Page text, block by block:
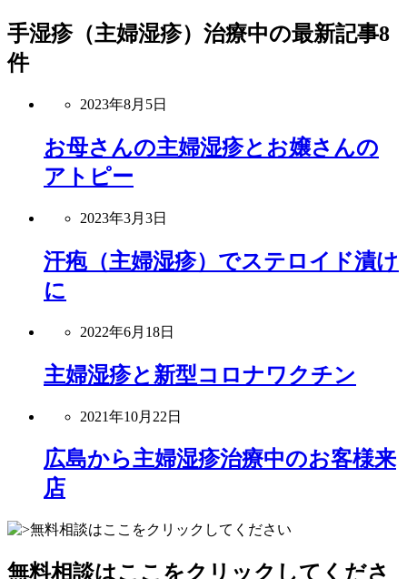
手湿疹（主婦湿疹）治療中の最新記事8
件
2023年8月5日
お母さんの主婦湿疹とお嬢さんの
アトピー
2023年3月3日
汗疱（主婦湿疹）でステロイド漬け
に
2022年6月18日
主婦湿疹と新型コロナワクチン
2021年10月22日
広島から主婦湿疹治療中のお客様来
店
無料相談はここをクリックしてくださ